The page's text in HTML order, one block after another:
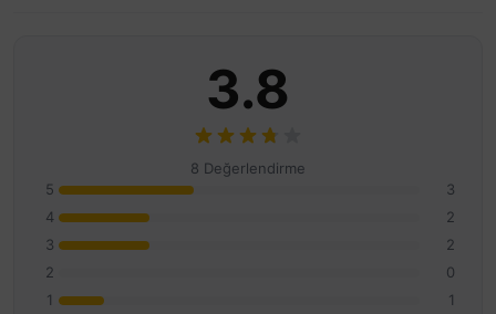
3.8
8 Değerlendirme
5
3
4
2
3
2
2
0
1
1